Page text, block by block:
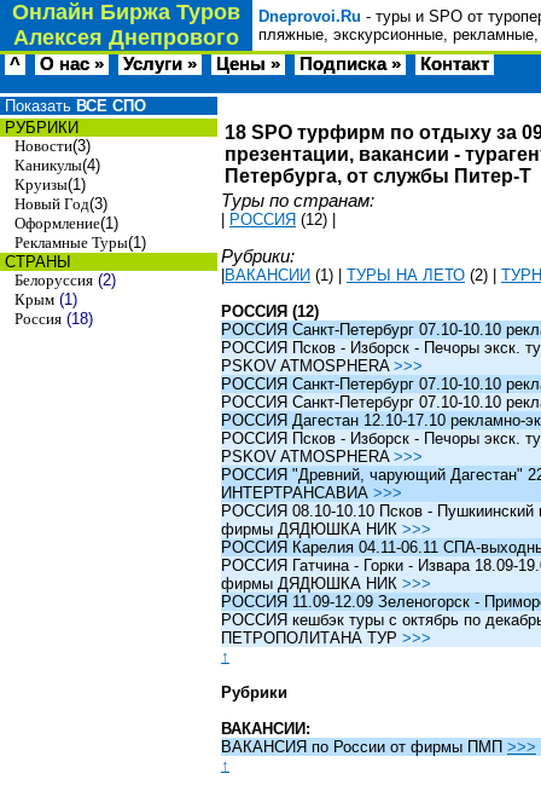
Онлайн Биржа Туров
Алексея Днепрового
Dneprovoi.Ru - туры и SPO от
пляжные, экскурсионные,
^ О нас » Услуги » Цены » Подписка » Контакт
Показать ВСЕ СПО
РУБРИКИ
Новости(3)
Каникулы(4)
Круизы(1)
Новый Год(3)
Оформление(1)
Рекламные Туры(1)
СТРАНЫ
Белоруссия (2)
Крым (1)
Россия (18)
18 SPO турфирм по отдыху за
презентации, вакансии -
Петербурга, от службы Питер-Т
Туры по странам:
РОССИЯ (12)
Рубрики:
ВАКАНСИИ (1) ТУРЫ НА ЛЕТО (2)
РОССИЯ (12)
РОССИЯ Санкт-Петербург 07.10-10.10
РОССИЯ Псков - Изборск - Печоры экск.
PSKOV ATMOSPHERA >>>
РОССИЯ Санкт-Петербург 07.10-10.10
РОССИЯ Санкт-Петербург 07.10-10.10
РОССИЯ Дагестан 12.10-17.10 рекламно-
РОССИЯ Псков - Изборск - Печоры экск.
PSKOV ATMOSPHERA >>>
РОССИЯ "Древний, чарующий Дагестан"
ИНТЕРТРАНСАВИА >>>
РОССИЯ 08.10-10.10 Псков - Пушкиинский
фирмы ДЯДЮШКА НИК >>>
РОССИЯ Карелия 04.11-06.11 СПА-
РОССИЯ Гатчина - Горки - Извара 18.09-
фирмы ДЯДЮШКА НИК >>>
РОССИЯ 11.09-12.09 Зеленогорск -
РОССИЯ кешбэк туры c октябрь по
ПЕТРОПОЛИТАНА ТУР >>>
↑
Рубрики
ВАКАНСИИ:
ВАКАНСИЯ по России от фирмы ПМП >>>
↑